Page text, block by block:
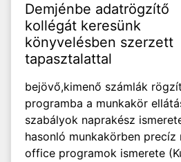
Demjénbe adatrögzítő
kollégát keresünk
könyvelésben szerzett
tapasztalattal
bejövő,kimenő számlák
programba a munkakör
szabályok naprakész
hasonló munkakörben precíz
office programok ismerete